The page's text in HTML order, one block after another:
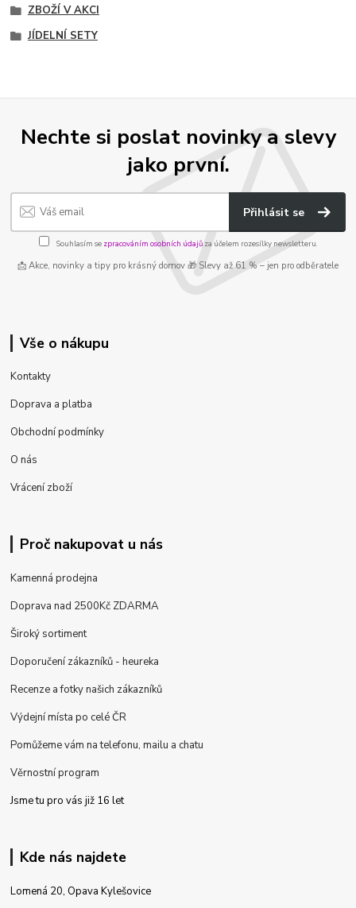
ZBOŽÍ V AKCI
JÍDELNÍ SETY
Nechte si poslat novinky a slevy
jako první.
Přihlásit se
Souhlasím se zpracováním osobních údajůza účelem rozesílky newsletteru.
📩 Akce, novinky a tipy pro krásný domov 🎁 Slevy až 61 % – jen pro odběratele
Vše o nákupu
Kontakty
Doprava a platba
Obchodní podmínky
O nás
Vrácení zboží
Proč nakupovat u nás
Kamenná prodejna
Doprava nad 2500Kč ZDARMA
Široký sortiment
Doporučení zákazníků - heureka
Recenze a fotky našich zákazníků
Výdejní místa po celé ČR
Pomůžeme vám na telefonu, mailu a chatu
Věrnostní program
Jsme tu pro vás již 16 let
Kde nás najdete
Lomená 20, Opava Kylešovice